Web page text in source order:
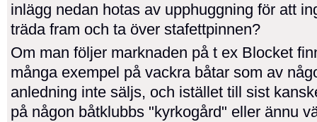
inlägg nedan hotas av upphuggning för att
träda fram och ta över stafettpinnen?
Om man följer marknaden på t ex Blocket
många exempel på vackra båtar som av
anledning inte säljs, och istället till sist
på någon båtklubbs "kyrkogård" eller ännu